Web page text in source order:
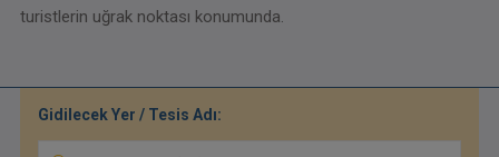
turistlerin uğrak noktası konumunda.
Gidilecek Yer / Tesis Adı: